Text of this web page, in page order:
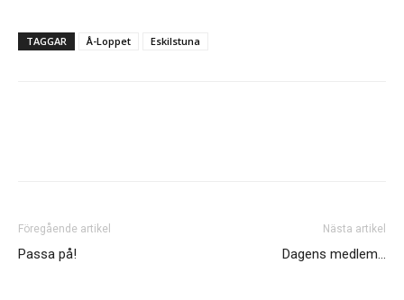
TAGGAR Å-Loppet Eskilstuna
Föregående artikel
Passa på!
Nästa artikel
Dagens medlem…